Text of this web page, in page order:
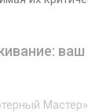
Мастер»